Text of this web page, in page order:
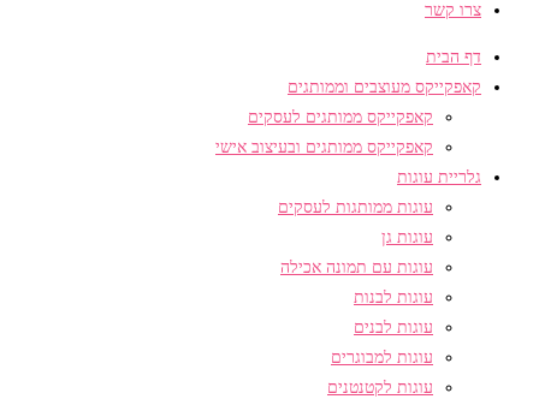
צרו קשר
דף הבית
קאפקייקס מעוצבים וממותגים
קאפקייקס ממותגים לעסקים
קאפקייקס ממותגים ובעיצוב אישי
גלריית עוגות
עוגות ממותגות לעסקים
עוגות גן
עוגות עם תמונה אכילה
עוגות לבנות
עוגות לבנים
עוגות למבוגרים
עוגות לקטנטנים